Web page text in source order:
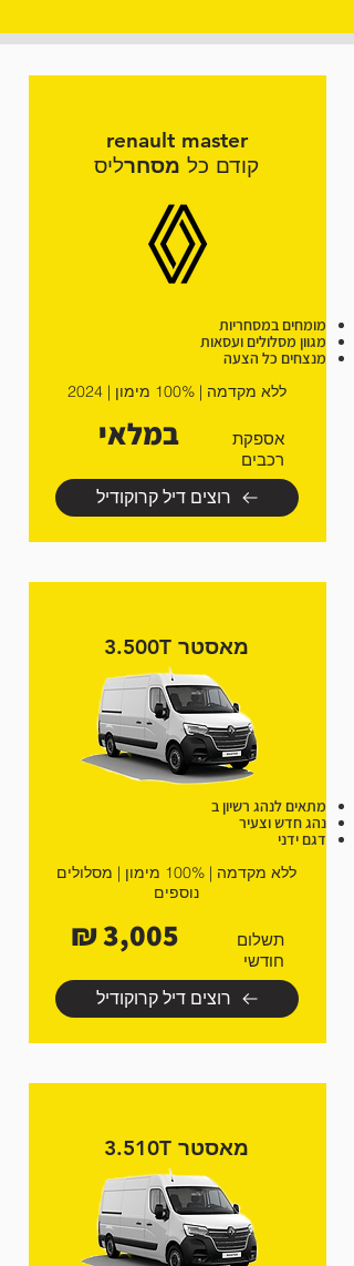
renault master
קודם כל מסחרליס
מומחים במסחריות
מגוון מסלולים ועסאות
מנצחים כל הצעה
ללא מקדמה | 100% מימון | 2024
במלאי
אספקת
רכבים
רוצים דיל קרוקודיל
מאסטר 3.500T
מתאים לנהג רשיון ב
נהג חדש וצעיר
דגם ידני
ללא מקדמה | 100% מימון | מסלולים
נוספים
3,005 ₪
תשלום
חודשי
רוצים דיל קרוקודיל
מאסטר 3.510T